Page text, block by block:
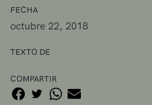
FECHA
octubre 22, 2018
TEXTO DE
COMPARTIR